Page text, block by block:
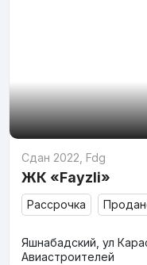
Сдан 2022 Fdg
ЖК «Fayzli»
Рассрочка
Яшнабадский, ул
Авиастроителей